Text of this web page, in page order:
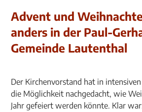
Advent und
anders in der Paul-
Gemeinde Lautenthal
Der Kirchenvorstand hat in
die Möglichkeit nachgedacht, wie
Jahr gefeiert werden könnte. Klar